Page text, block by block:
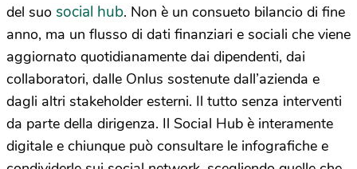
del suo social hub. Non è un consueto bilancio di fine
anno, ma un flusso di dati finanziari e sociali che viene
aggiornato quotidianamente dai dipendenti, dai
collaboratori, dalle Onlus sostenute dall’azienda e
dagli altri stakeholder esterni. Il tutto senza interventi
da parte della dirigenza. Il Social Hub è interamente
digitale e chiunque può consultare le infografiche e